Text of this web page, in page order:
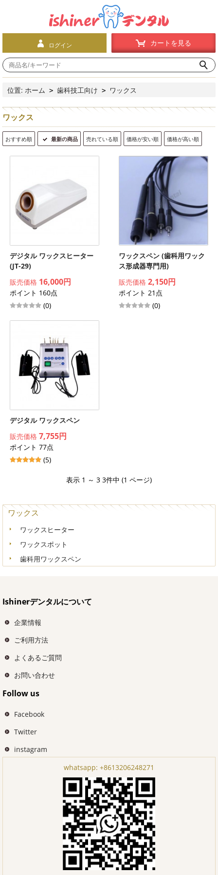
ログイン カートを見る
位置: ホーム > 歯科技工向け > ワックス
ワックス
おすすめ順 最新の商品 売れている順 価格が安い順 価格が高い順
デジタル ワックスヒーター
(JT-29)
販売価格 16,000円
ポイント 160点
(0)
ワックスペン (歯科用ワック
ス形成器専門用)
販売価格 2,150円
ポイント 21点
(0)
デジタル ワックスペン
販売価格 7,755円
ポイント 77点
(5)
表示 1 ～ 3 3件中 (1 ページ)
ワックス
ワックスヒーター
ワックスポット
歯科用ワックスペン
Ishinerデンタルについて
企業情報
ご利用方法
よくあるご質問
お問い合わせ
Follow us
Facebook
Twitter
instagram
whatsapp: +8613206248271